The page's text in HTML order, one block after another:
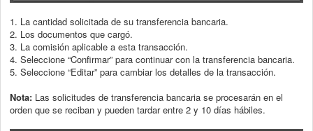
1. La cantidad solicitada de su transferencia bancaria.
2. Los documentos que cargó.
3. La comisión aplicable a esta transacción.
4. Seleccione “Confirmar” para continuar con la transferencia bancaria.
5. Seleccione “Editar” para cambiar los detalles de la transacción.
Nota: Las solicitudes de transferencia bancaria se procesarán en el
orden que se reciban y pueden tardar entre 2 y 10 días hábiles.